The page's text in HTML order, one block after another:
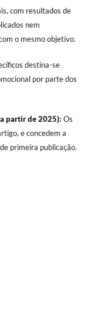
com resultados de
nem
o mesmo objetivo.
destina-se
por parte dos
partir de 2025): Os
e concedem a
primeira publicação.